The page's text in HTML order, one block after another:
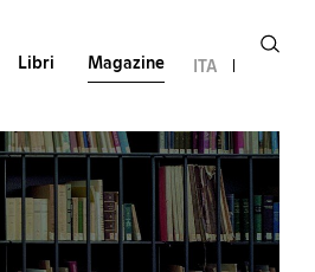
Libri Magazine ITA